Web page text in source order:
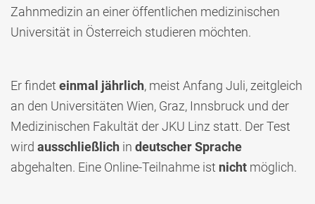
Zahnmedizin an einer öffentlichen medizinischen
Universität in Österreich studieren möchten.
Er findet einmal jährlich, meist Anfang Juli, zeitgleich
an den Universitäten Wien, Graz, Innsbruck und der
Medizinischen Fakultät der JKU Linz statt. Der Test
wird ausschließlich in deutscherSprache
abgehalten. Eine Online-Teilnahme ist nicht möglich.